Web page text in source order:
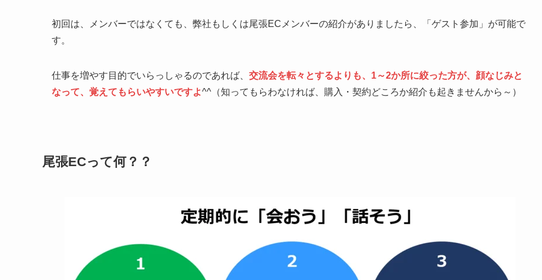
初回は、メンバーではなくても、弊社もしくは尾張ECメンバーの紹介がありましたら、「ゲスト参加」が可能で
す。
仕事を増やす目的でいらっしゃるのであれば、 交流会を転々とするよりも、1～2か所に絞った方が、顔なじみと
なって、覚えてもらいやすいですよ^^（知ってもらわなければ、購入・契約どころか紹介も起きませんから～）
尾張ECって何？？